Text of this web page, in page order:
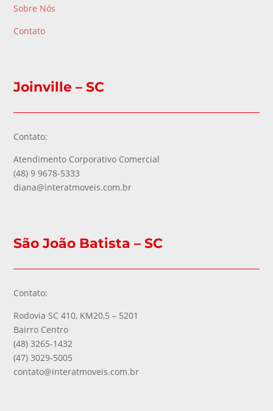
Sobre Nós
Contato
Joinville – SC
Contato:
Atendimento Corporativo Comercial
(48) 9 9678-5333
diana@interatmoveis.com.br
São João Batista – SC
Contato:
Rodovia SC 410, KM20,5 – 5201
Bairro Centro
(48) 3265-1432
(47) 3029-5005
contato@interatmoveis.com.br